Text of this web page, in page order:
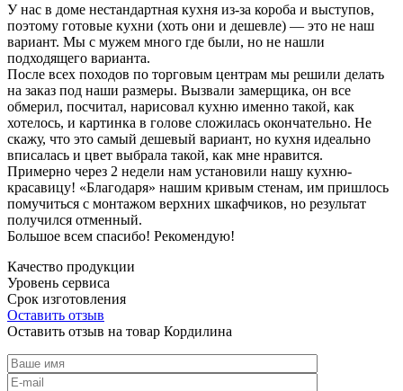
У нас в доме нестандартная кухня из-за короба и выступов,
поэтому готовые кухни (хоть они и дешевле) — это не наш
вариант. Мы с мужем много где были, но не нашли
подходящего варианта.
После всех походов по торговым центрам мы решили делать
на заказ под наши размеры. Вызвали замерщика, он все
обмерил, посчитал, нарисовал кухню именно такой, как
хотелось, и картинка в голове сложилась окончательно. Не
скажу, что это самый дешевый вариант, но кухня идеально
вписалась и цвет выбрала такой, как мне нравится.
Примерно через 2 недели нам установили нашу кухню-
красавицу! «Благодаря» нашим кривым стенам, им пришлось
помучиться с монтажом верхних шкафчиков, но результат
получился отменный.
Большое всем спасибо! Рекомендую!
Качество продукции
Уровень сервиса
Срок изготовления
Оставить отзыв
Оставить отзыв на товар Кордилина